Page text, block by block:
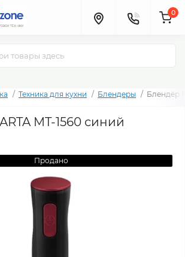
0
Техника для кухни Блендеры Блендер
MT-1560 синий
Продано